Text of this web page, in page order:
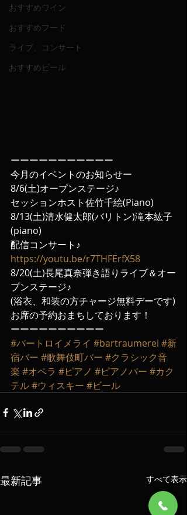
おすすめワイン
おすすめフード
ライブ、コンサート
おすすめビール
ーーーーーーーーーーー
今月のイベントのお知らせー
8/6(土)オープンステージ♪
セッションホスト佐竹千絵(Piano)
8/13(土)清水健太郎(バリトン)滝本紘子
(piano)
配信コンサート♪
https://youtu.be/r7THFErfX58
8/20(土)長尾真奈弾き語りライブ＆オー
プンステージ♪
(浴衣、和装の方チャージ無料デーです)
お席の予約おまちしております！
ーーーーーーーーーー
#バートロイメライ #bartraumerei #新
宿バー #歌舞伎町バー #クラシック音
楽 #オペラ #ピアノ #ピアノバー #カク
テル#ウィスキー #ビール
最新記事 すべて表示